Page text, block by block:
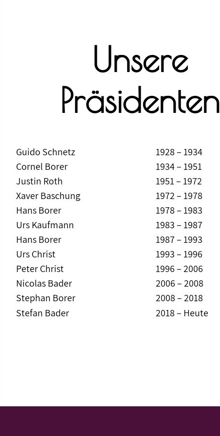
Unsere
Präsidenten
Guido Schnetz
1928 – 1934
Cornel Borer
1934 – 1951
Justin Roth
1951 – 1972
Xaver Baschung
1972 – 1978
Hans Borer
1978 – 1983
Urs Kaufmann
1983 – 1987
Hans Borer
1987 – 1993
Urs Christ
1993 – 1996
Peter Christ
1996 – 2006
Nicolas Bader
2006 – 2008
Stephan Borer
2008 – 2018
Stefan Bader
2018 – Heute